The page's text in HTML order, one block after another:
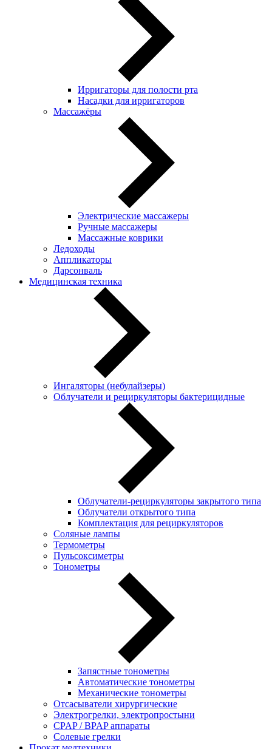
Ирригаторы для полости рта
Насадки для ирригаторов
Массажёры
Электрические массажеры
Ручные массажеры
Массажные коврики
Ледоходы
Аппликаторы
Дарсонваль
Медицинская техника
Ингаляторы (небулайзеры)
Oблучатели и рециркуляторы бактерицидные
Облучатели-рециркуляторы закрытого типа
Облучатели открытого типа
Комплектация для рециркуляторов
Соляные лампы
Термометры
Пульсоксиметры
Тонометры
Запястные тонометры
Автоматические тонометры
Механические тонометры
Отсасыватели хирургические
Электрогрелки, электропростыни
CPAP / BPAP аппараты
Солевые грелки